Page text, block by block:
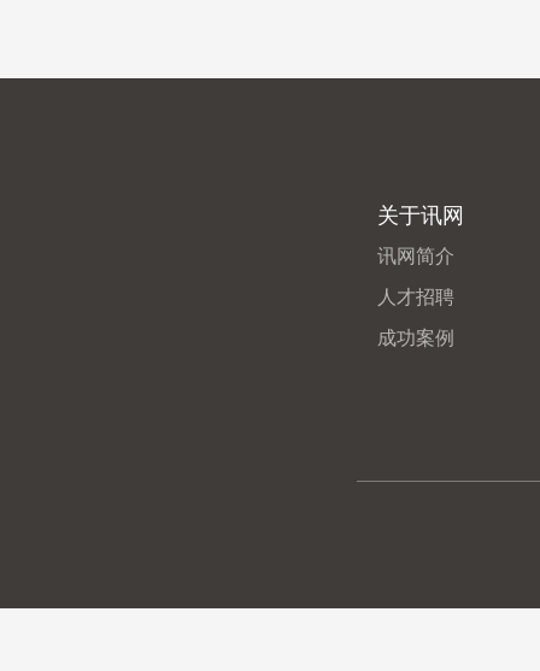
关于讯网
讯网简介
人才招聘
成功案例